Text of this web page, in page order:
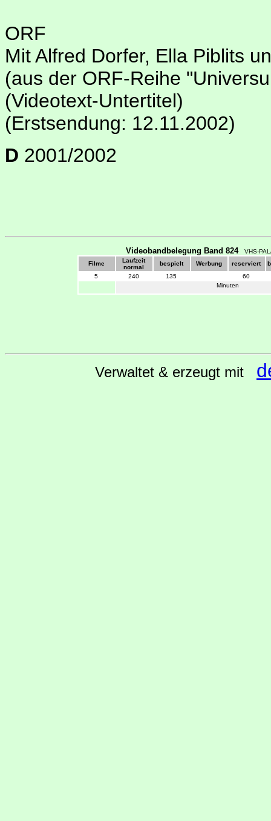
ORF
Mit Alfred Dorfer, Ella Piblits
(aus der ORF-Reihe
(Videotext-Untertitel)
(Erstsendung: 12.11.2002)
D 2001/2002
Videobandbelegung Band 824
VHS-
Filme
Laufzeit
normal
bespielt Werbung reserviert
5
240 135
60
Minuten
Verwaltet & erzeugt mit